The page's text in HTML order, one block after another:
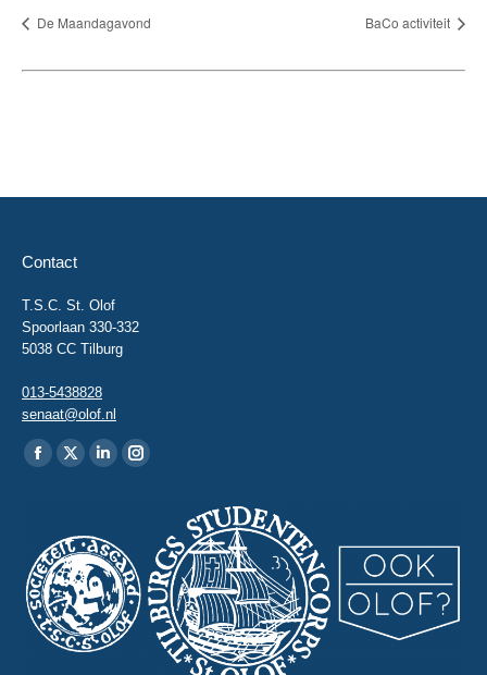
De Maandagavond BaCo activiteit
Contact
T.S.C. St. Olof
Spoorlaan 330-332
5038 CC Tilburg
013-5438828
senaat@olof.nl
Vind ons op:
Facebook
in
new
window
X
in
new
window
Linkedin
in
new
window
Instagram
new
window